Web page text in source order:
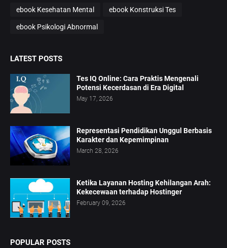
ebook Kesehatan Mental ebook Konstruksi Tes
ebook Psikologi Abnormal
LATEST POSTS
Tes IQ Online: Cara Praktis Mengenali
Potensi Kecerdasan di Era Digital
May 17, 2026
Representasi Pendidikan Unggul Berbasis
Karakter dan Kepemimpinan
March 28, 2026
Ketika Layanan Hosting Kehilangan Arah:
Kekecewaan terhadap Hostinger
February 09, 2026
POPULAR POSTS